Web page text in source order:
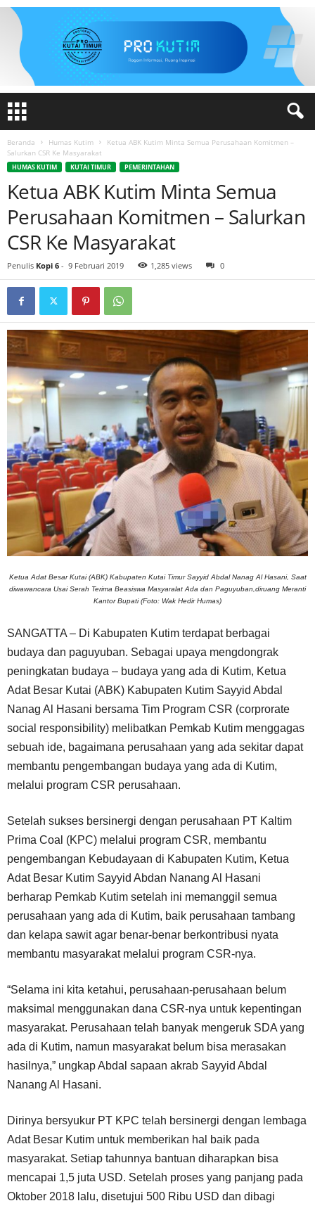
Beranda Humas Kutim
Ketua ABK Kutim Minta Semua Perusahaan Komitmen –
Salurkan CSR Ke Masyarakat
HUMAS KUTIM KUTAI TIMUR PEMERINTAHAN
Ketua ABK Kutim Minta Semua
Perusahaan Komitmen – Salurkan
CSR Ke Masyarakat
Penulis Kopi 6 - 9 Februari 2019 1,285 views 0
Ketua Adat Besar Kutai (ABK) Kabupaten Kutai Timur Sayyid Abdal Nanag Al Hasani, Saat
diwawancara Usai Serah Terima Beasiswa Masyaralat Ada dan Paguyuban,diruang Meranti
Kantor Bupati (Foto: Wak Hedir Humas)
SANGATTA – Di Kabupaten Kutim terdapat berbagai
budaya dan paguyuban. Sebagai upaya mengdongrak
peningkatan budaya – budaya yang ada di Kutim, Ketua
Adat Besar Kutai (ABK) Kabupaten Kutim Sayyid Abdal
Nanag Al Hasani bersama Tim Program CSR (corprorate
social responsibility) melibatkan Pemkab Kutim menggagas
sebuah ide, bagaimana perusahaan yang ada sekitar dapat
membantu pengembangan budaya yang ada di Kutim,
melalui program CSR perusahaan.
Setelah sukses bersinergi dengan perusahaan PT Kaltim
Prima Coal (KPC) melalui program CSR, membantu
pengembangan Kebudayaan di Kabupaten Kutim, Ketua
Adat Besar Kutim Sayyid Abdan Nanang Al Hasani
berharap Pemkab Kutim setelah ini memanggil semua
perusahaan yang ada di Kutim, baik perusahaan tambang
dan kelapa sawit agar benar-benar berkontribusi nyata
membantu masyarakat melalui program CSR-nya.
“Selama ini kita ketahui, perusahaan-perusahaan belum
maksimal menggunakan dana CSR-nya untuk kepentingan
masyarakat. Perusahaan telah banyak mengeruk SDA yang
ada di Kutim, namun masyarakat belum bisa merasakan
hasilnya,” ungkap Abdal sapaan akrab Sayyid Abdal
Nanang Al Hasani.
Dirinya bersyukur PT KPC telah bersinergi dengan lembaga
Adat Besar Kutim untuk memberikan hal baik pada
masyarakat. Setiap tahunnya bantuan diharapkan bisa
mencapai 1,5 juta USD. Setelah proses yang panjang pada
Oktober 2018 lalu, disetujui 500 Ribu USD dan dibagi